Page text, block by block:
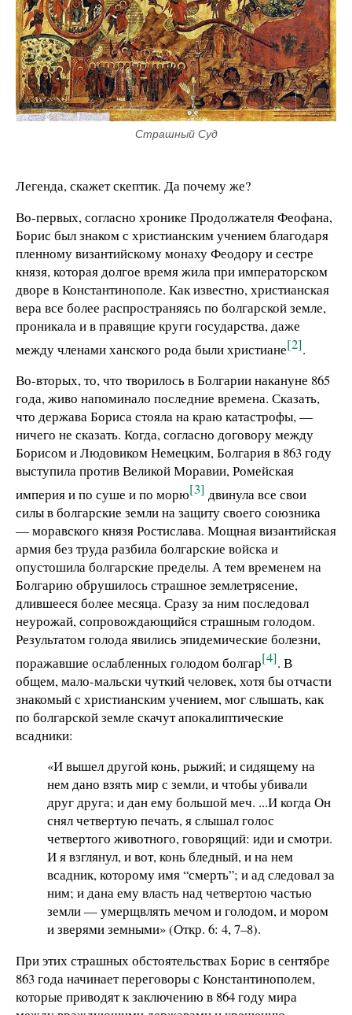
Страшный Суд
Легенда, скажет скептик. Да почему же?
Во-первых, согласно хронике Продолжателя Феофана,
Борис был знаком с христианским учением благодаря
пленному византийскому монаху Феодору и сестре
князя, которая долгое время жила при императорском
дворе в Константинополе. Как известно, христианская
вера все более распространяясь по болгарской земле,
проникала и в правящие круги государства, даже
между членами ханского рода были христиане[2].
Во-вторых, то, что творилось в Болгарии накануне 865
года, живо напоминало последние времена. Сказать,
что держава Бориса стояла на краю катастрофы, —
ничего не сказать. Когда, согласно договору между
Борисом и Людовиком Немецким, Болгария в 863 году
выступила против Великой Моравии, Ромейская
империя и по суше и по морю[3] двинула все свои
силы в болгарские земли на защиту своего союзника
— моравского князя Ростислава. Мощная византийская
армия без труда разбила болгарские войска и
опустошила болгарские пределы. А тем временем на
Болгарию обрушилось страшное землетрясение,
длившееся более месяца. Сразу за ним последовал
неурожай, сопровождающийся страшным голодом.
Результатом голода явились эпидемические болезни,
поражавшие ослабленных голодом болгар[4]. В
общем, мало-мальски чуткий человек, хотя бы отчасти
знакомый с христианским учением, мог слышать, как
по болгарской земле скачут апокалиптические
всадники:
«И вышел другой конь, рыжий; и сидящему на
нем дано взять мир с земли, и чтобы убивали
друг друга; и дан ему большой меч. ...И когда Он
снял четвертую печать, я слышал голос
четвертого животного, говорящий: иди и смотри.
И я взглянул, и вот, конь бледный, и на нем
всадник, которому имя “смерть”; и ад следовал за
ним; и дана ему власть над четвертою частью
земли — умерщвлять мечом и голодом, и мором
и зверями земными» (Откр. 6: 4, 7–8).
При этих страшных обстоятельствах Борис в сентябре
863 года начинает переговоры с Константинополем,
которые приводят к заключению в 864 году мира